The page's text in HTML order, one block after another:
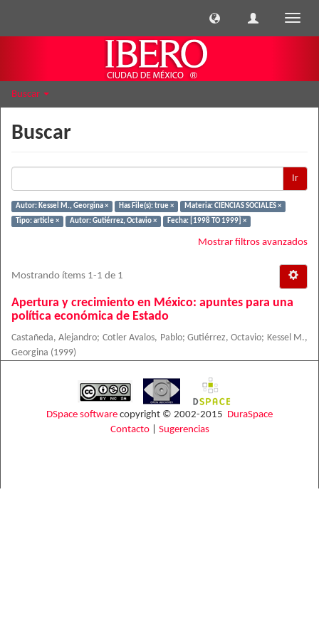
Buscar
Buscar
Ir
Autor: Kessel M., Georgina × Has File(s): true ×
Materia: CIENCIAS SOCIALES ×
Tipo: article ×
Autor: Gutiérrez, Octavio × Fecha: [1998 TO 1999] ×
Mostrar filtros avanzados
Mostrando ítems 1-1 de 1
Apertura y crecimiento en México: apuntes para una
política económica de Estado
Castañeda, Alejandro; Cotler Avalos, Pablo; Gutiérrez, Octavio; Kessel M.,
Georgina (1999)
DSpace software copyright © 2002-2015 DuraSpace
Contacto| Sugerencias